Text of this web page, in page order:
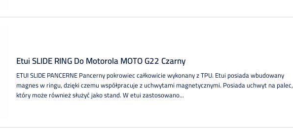
Etui SLIDE RING Do Motorola MOTO G22 Czarny
ETUI SLIDE PANCERNE Pancerny pokrowiec całkowicie wykonany z TPU. Etui posiada wbudowany
magnes w ringu, dzięki czemu współpracuje z uchwytami magnetycznymi. Posiada uchwyt na palec,
który może również służyć jako stand. W etui zastosowano...